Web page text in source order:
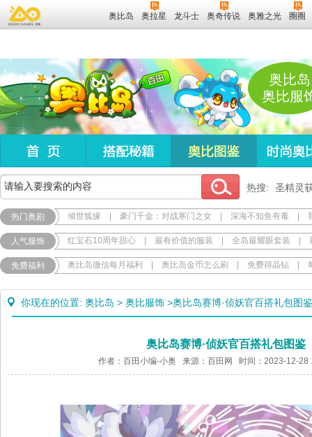
奥比岛 奥拉星 龙斗士 奥奇传说 奥雅之光 圈圈
奥比岛
奥比服
热搜: 圣精灵
热门奥剧 倾世狐缘 豪门千金：对战寒门之女 深海不知鱼有毒
人气服饰 红宝石10周年甜心 最有价值的服装 全岛最耀眼套装
免费福利 奥比岛微信每月福利 奥比岛金币怎么刷 免费得晶钻
你现在的位置: 奥比岛 > 奥比服饰 >奥比岛赛博·侦妖官百搭礼包图鉴
奥比岛赛博·侦妖官百搭礼包图鉴
作者：百田小编-小奥 来源：百田网 时间：2023-12-